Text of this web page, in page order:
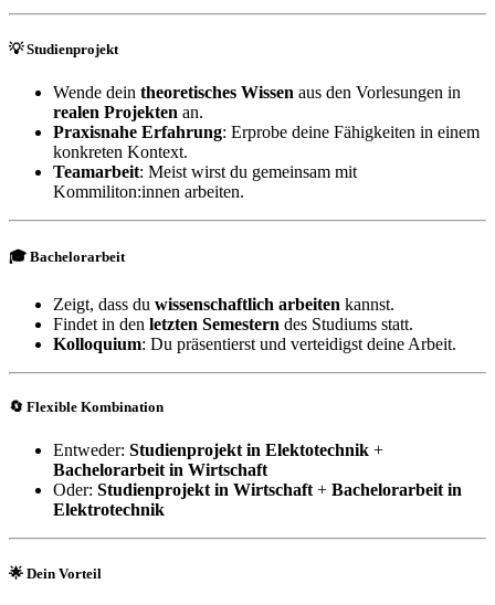
💡 Studienprojekt
Wende dein theoretisches Wissen aus den Vorlesungen in
realen Projekten an.
Praxisnahe Erfahrung: Erprobe deine Fähigkeiten in einem
konkreten Kontext.
Teamarbeit: Meist wirst du gemeinsam mit
Kommiliton:innen arbeiten.
🎓 Bachelorarbeit
Zeigt, dass du wissenschaftlich arbeiten kannst.
Findet in den letzten Semestern des Studiums statt.
Kolloquium: Du präsentierst und verteidigst deine Arbeit.
🔄 Flexible Kombination
Entweder: Studienprojekt in Elektotechnik +
Bachelorarbeit in Wirtschaft
Oder: Studienprojekt in Wirtschaft+ Bachelorarbeit in
Elektrotechnik
🌟 Dein Vorteil